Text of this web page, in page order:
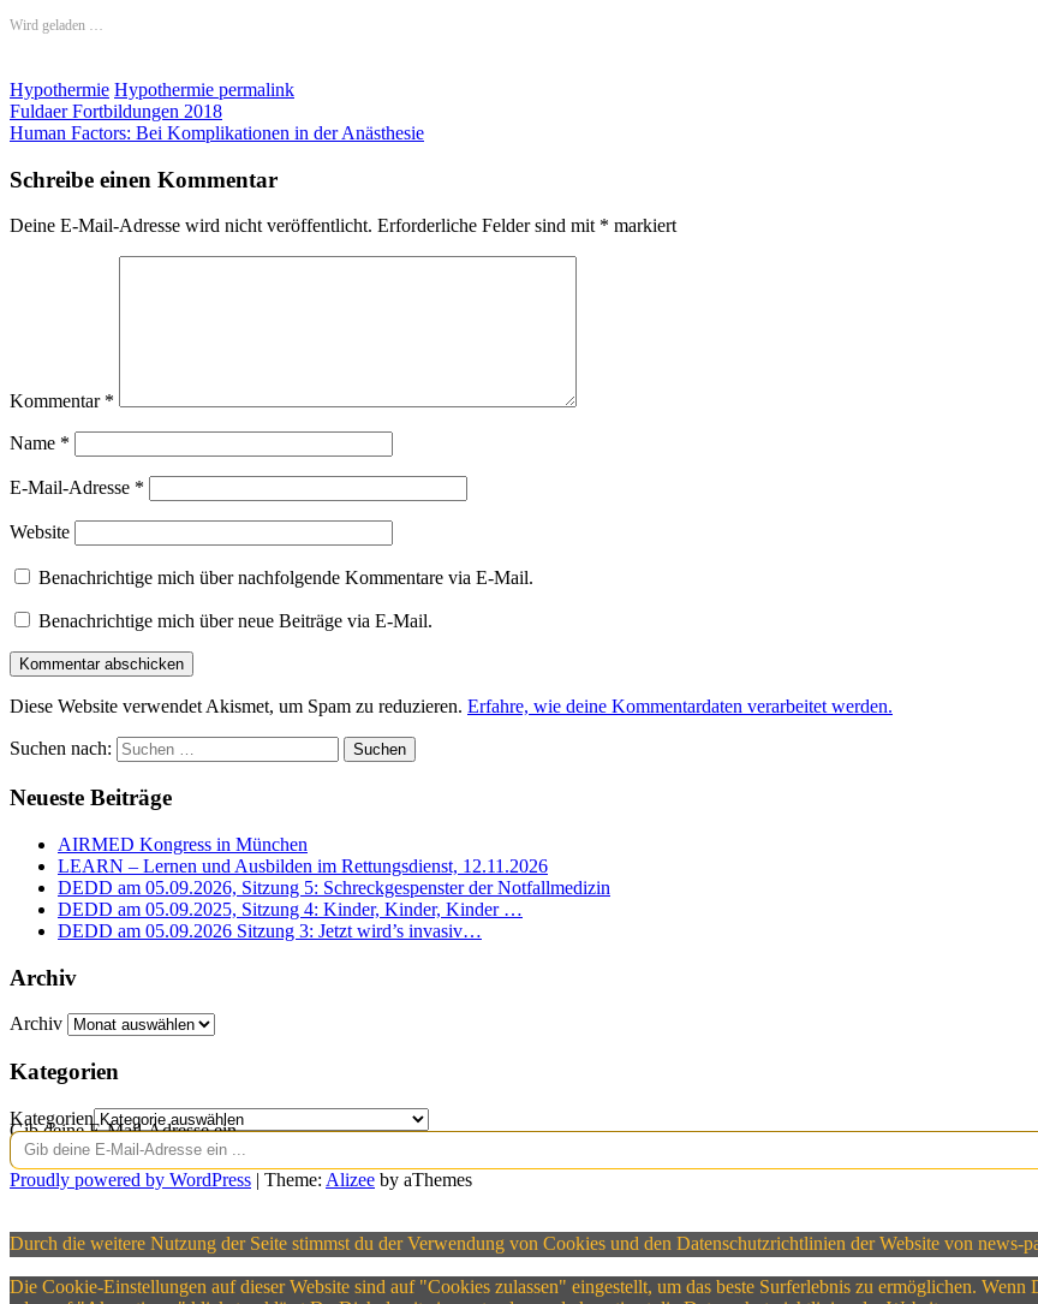
Wird geladen …
Hypothermie Hypothermie permalink
Fuldaer Fortbildungen 2018
Human Factors: Bei Komplikationen in der Anästhesie
Schreibe einen Kommentar
Deine E-Mail-Adresse wird nicht veröffentlicht. Erforderliche Felder sind mit * markiert
Kommentar *
Name *
E-Mail-Adresse *
Website
Benachrichtige mich über nachfolgende Kommentare via E-Mail.
Benachrichtige mich über neue Beiträge via E-Mail.
Diese Website verwendet Akismet, um Spam zu reduzieren. Erfahre, wie deine Kommentardaten verarbeitet werden.
Suchen nach:
Neueste Beiträge
AIRMED Kongress in München
LEARN – Lernen und Ausbilden im Rettungsdienst, 12.11.2026
DEDD am 05.09.2026, Sitzung 5: Schreckgespenster der Notfallmedizin
DEDD am 05.09.2025, Sitzung 4: Kinder, Kinder, Kinder …
DEDD am 05.09.2026 Sitzung 3: Jetzt wird’s invasiv…
Archiv
Archiv
Kategorien
Kategorien
Gib deine E-Mail-Adresse ein ...
Proudly powered by WordPress | Theme: Alizee by aThemes
Durch die weitere Nutzung der Seite stimmst du der Verwendung von Cookies und den Datenschutzrichtlinien der Website von news-
Die Cookie-Einstellungen auf dieser Website sind auf "Cookies zulassen" eingestellt, um das beste Surferlebnis zu ermöglichen.